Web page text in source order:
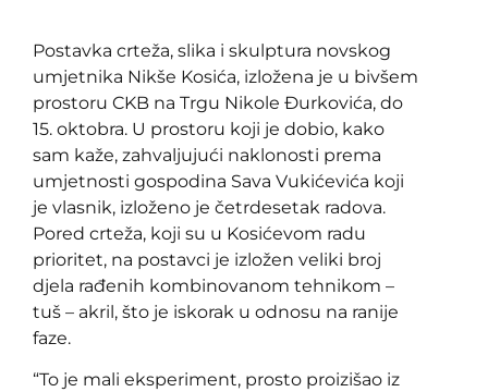
Postavka crteža, slika i skulptura novskog
umjetnika Nikše Kosića, izložena je u bivšem
prostoru CKB na Trgu Nikole Đurkovića, do
15. oktobra. U prostoru koji je dobio, kako
sam kaže, zahvaljujući naklonosti prema
umjetnosti gospodina Sava Vukićevića koji
je vlasnik, izloženo je četrdesetak radova.
Pored crteža, koji su u Kosićevom radu
prioritet, na postavci je izložen veliki broj
djela rađenih kombinovanom tehnikom –
tuš – akril, što je iskorak u odnosu na ranije
faze.
“To je mali eksperiment, prosto proizišao iz